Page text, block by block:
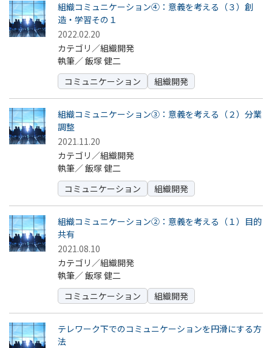
組織コミュニケーション④：意義を考える（３）創
造・学習その１
2022.02.20
カテゴリ／組織開発
執筆／飯塚 健二
コミュニケーション
組織開発
組織コミュニケーション③：意義を考える（２）分業
調整
2021.11.20
カテゴリ／組織開発
執筆／飯塚 健二
コミュニケーション
組織開発
組織コミュニケーション②：意義を考える（１）目的
共有
2021.08.10
カテゴリ／組織開発
執筆／飯塚 健二
コミュニケーション
組織開発
テレワーク下でのコミュニケーションを円滑にする方
法